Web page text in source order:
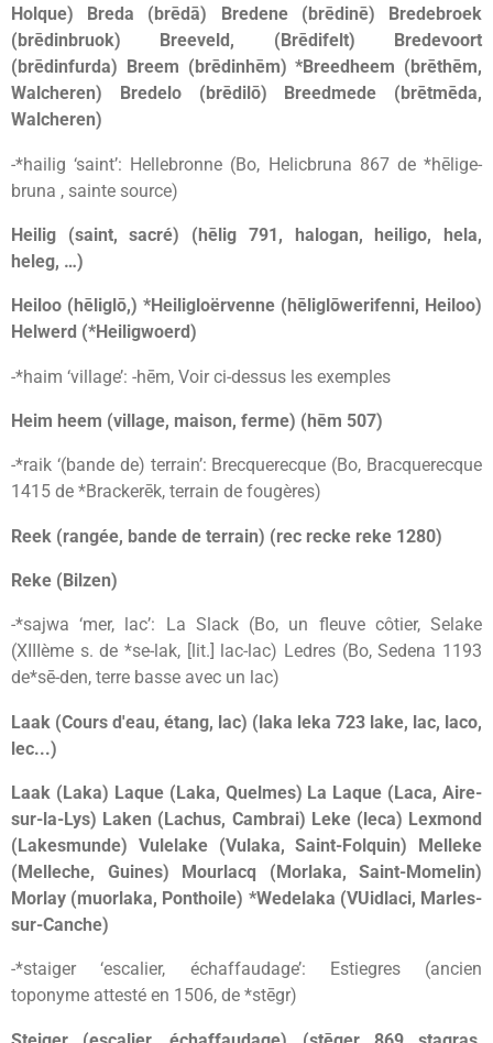
Holque) Breda (brēdā) Bredene (brēdinē) Bredebroek
(brēdinbruok) Breeveld, (Brēdifelt) Bredevoort
(brēdinfurda) Breem (brēdinhēm) *Breedheem (brēthēm,
Walcheren) Bredelo (brēdilō) Breedmede (brētmēda,
Walcheren)
-*hailig ‘saint’: Hellebronne (Bo, Helicbruna 867 de *hēlige-
bruna , sainte source)
Heilig (saint, sacré) (hēlig 791, halogan, heiligo, hela,
heleg, …)
Heiloo (hēliglō,) *Heiligloërvenne (hēliglōwerifenni, Heiloo)
Helwerd (*Heiligwoerd)
-*haim ‘village’: -hēm, Voir ci-dessus les exemples
Heim heem (village, maison, ferme) (hēm 507)
-*raik ‘(bande de) terrain’: Brecquerecque (Bo, Bracquerecque
1415 de *Brackerēk, terrain de fougères)
Reek (rangée, bande de terrain) (rec recke reke 1280)
Reke (Bilzen)
-*sajwa ‘mer, lac’: La Slack (Bo, un fleuve côtier, Selake
(XIIIème s. de *se-lak, [lit.] lac-lac) Ledres (Bo, Sedena 1193
de*sē-den, terre basse avec un lac)
Laak (Cours d'eau, étang, lac) (laka leka 723 lake, lac, laco,
lec...)
Laak (Laka) Laque (Laka, Quelmes) La Laque (Laca, Aire-
sur-la-Lys) Laken (Lachus, Cambrai) Leke (leca) Lexmond
(Lakesmunde) Vulelake (Vulaka, Saint-Folquin) Melleke
(Melleche, Guines) Mourlacq (Morlaka, Saint-Momelin)
Morlay (muorlaka, Ponthoile) *Wedelaka (VUidlaci, Marles-
sur-Canche)
-*staiger ‘escalier, échaffaudage’: Estiegres (ancien
toponyme attesté en 1506, de *stēgr)